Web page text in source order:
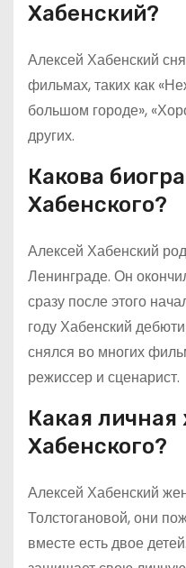
Хабенский?
Алексей Хабенский
фильмах, таких как
большом городе»,
других.
Какова
Хабенского?
Алексей Хабенский
Ленинграде. Он
сразу после этого
году Хабенский
снялся во многих
режиссер и сценарист.
Какая
Хабенского?
Алексей Хабенский
Толстогановой, они
вместе есть двое